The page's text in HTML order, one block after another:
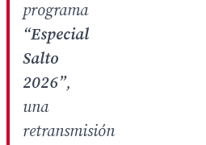
programa
“Especial
Salto
2026”,
una
retransmisión